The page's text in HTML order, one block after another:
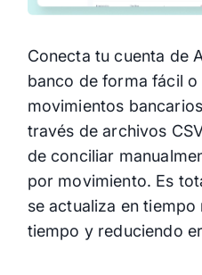
Conecta tu cuenta de
banco de forma fácil
movimientos
través de archivos
de conciliar
por movimiento. Es
se actualiza en
tiempo y reduciendo